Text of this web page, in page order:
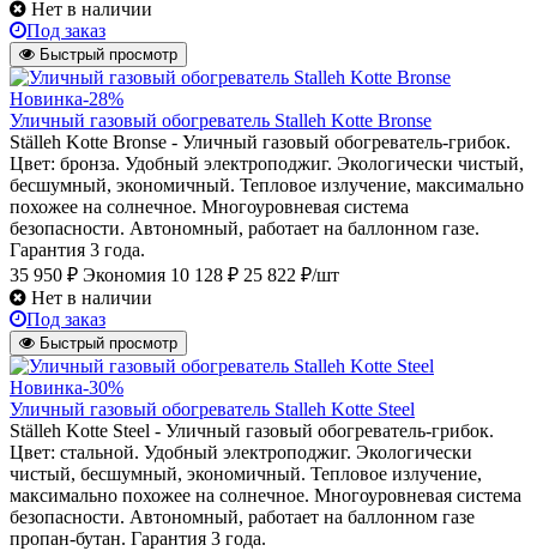
Нет в наличии
Под заказ
Быстрый просмотр
Новинка-28%
Уличный газовый обогреватель Stalleh Kotte Bronse
Ställeh Kotte Bronse - Уличный газовый обогреватель-грибок.
Цвет: бронза. Удобный электроподжиг. Экологически чистый,
бесшумный, экономичный. Тепловое излучение, максимально
похожее на солнечное. Многоуровневая система
безопасности. Автономный, работает на баллонном газе.
Гарантия 3 года.
35 950 ₽ Экономия 10 128 ₽ 25 822 ₽/шт
Нет в наличии
Под заказ
Быстрый просмотр
Новинка-30%
Уличный газовый обогреватель Stalleh Kotte Steel
Ställeh Kotte Steel - Уличный газовый обогреватель-грибок.
Цвет: стальной. Удобный электроподжиг. Экологически
чистый, бесшумный, экономичный. Тепловое излучение,
максимально похожее на солнечное. Многоуровневая система
безопасности. Автономный, работает на баллонном газе
пропан-бутан. Гарантия 3 года.